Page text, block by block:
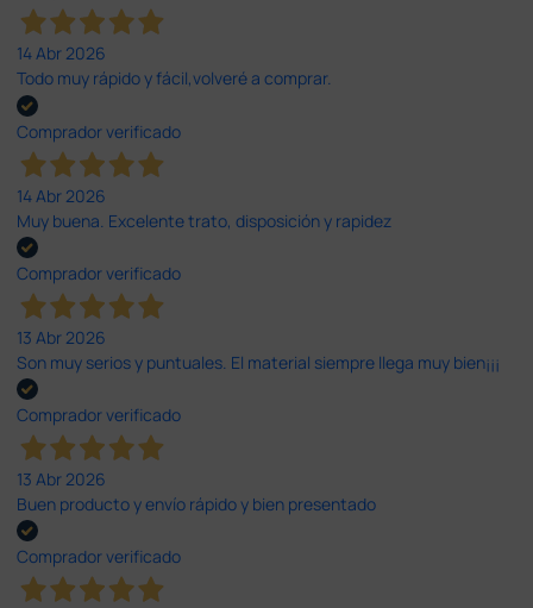
14 Abr 2026
Todo muy rápido y fácil,volveré a comprar.
Comprador verificado
14 Abr 2026
Muy buena. Excelente trato, disposición y rapidez
Comprador verificado
13 Abr 2026
Son muy serios y puntuales. El material siempre llega muy bien¡¡¡
Comprador verificado
13 Abr 2026
Buen producto y envío rápido y bien presentado
Comprador verificado